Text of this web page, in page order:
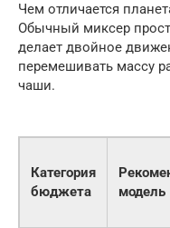
Чем отличается
Обычный миксер
делает двойное
перемешивать массу
чаши.
Категория
бюджета
модель